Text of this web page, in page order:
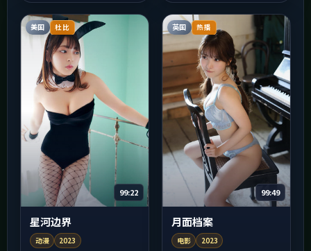
多...
的调度...
美国 杜比
99:22
星河边界
动漫 2023
英国 热播
99:49
月面档案
电影 2023